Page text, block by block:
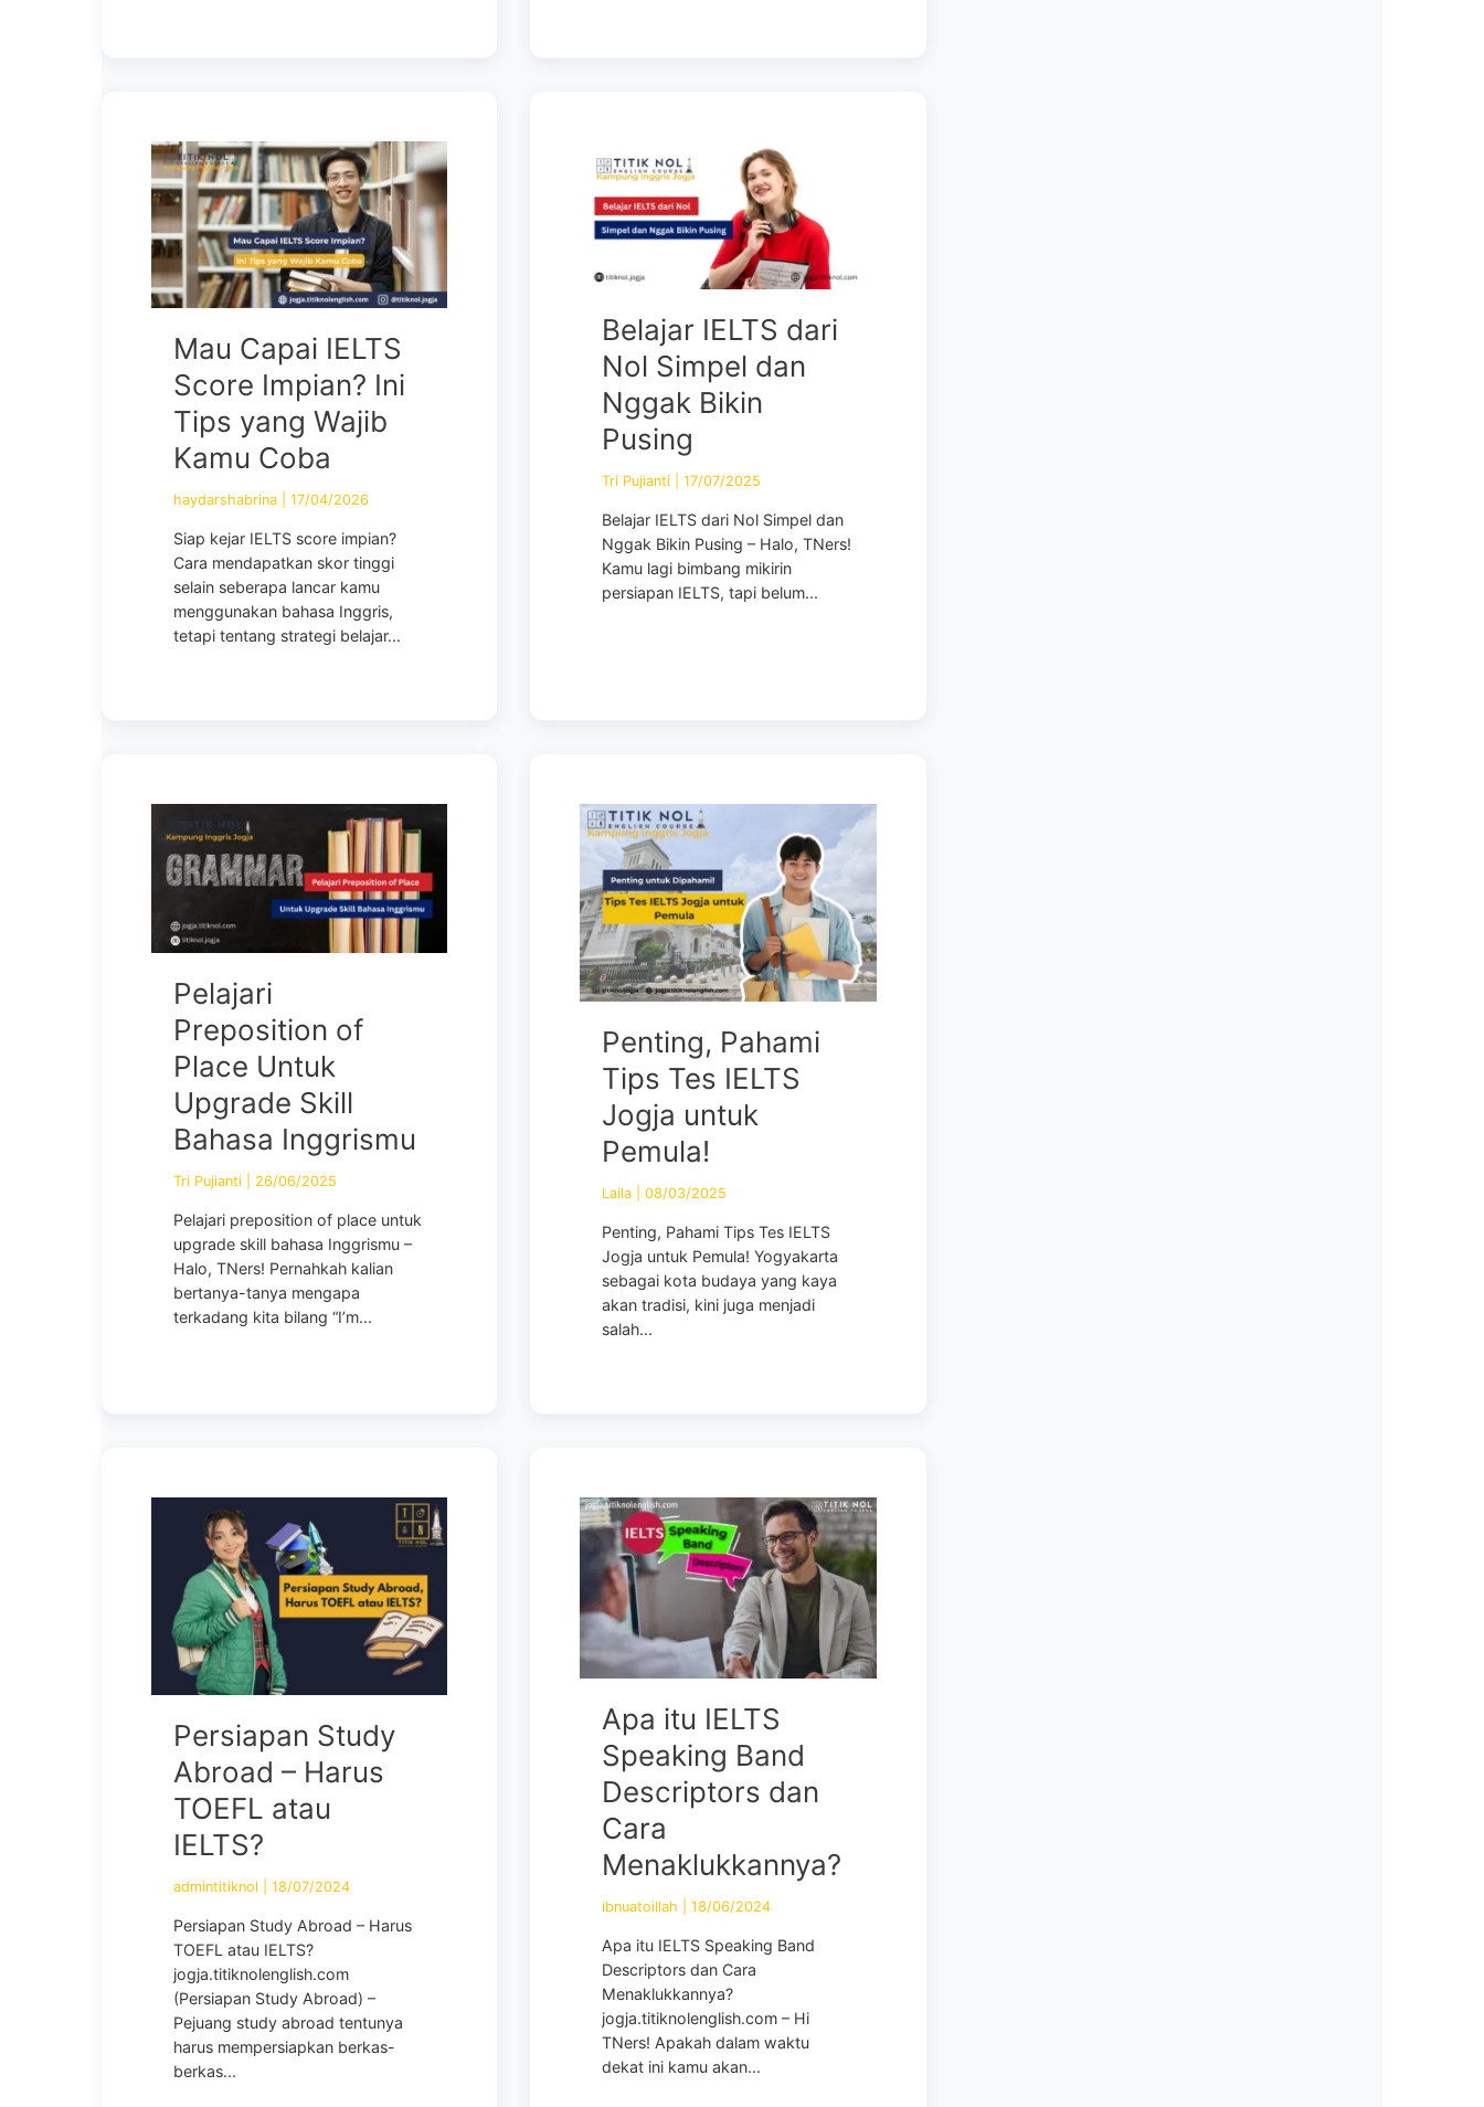
Mau Capai IELTS
Score Impian? Ini
Tips yang Wajib
Kamu Coba
haydarshabrina 17/04/2026
Siap kejar IELTS score impian?
Cara mendapatkan skor tinggi
selain seberapa lancar kamu
menggunakan bahasa Inggris,
tetapi tentang strategi belajar...
Belajar IELTS dari
Nol Simpel dan
Nggak Bikin
Pusing
Tri Pujianti |17/07/2025
Belajar IELTS dari Nol Simpel dan
Nggak Bikin Pusing – Halo, TNers!
Kamu lagi bimbang mikirin
persiapan IELTS, tapi belum...
Pelajari
Preposition of
Place Untuk
Upgrade Skill
Bahasa Inggrismu
Tri Pujianti 26/06/2025
Pelajari preposition of place untuk
upgrade skill bahasa Inggrismu –
Halo, TNers! Pernahkah kalian
bertanya-tanya mengapa
terkadang kita bilang “I’m...
Penting, Pahami
Tips Tes IELTS
Jogja untuk
Pemula!
Laila |08/03/2025
Penting, Pahami Tips Tes IELTS
Jogja untuk Pemula! Yogyakarta
sebagai kota budaya yang kaya
akan tradisi, kini juga menjadi
salah...
Persiapan Study
Abroad – Harus
TOEFL atau
IELTS?
admintitiknol 18/07/2024
Persiapan Study Abroad – Harus
TOEFL atau IELTS?
jogja.titiknolenglish.com
(Persiapan Study Abroad) –
Pejuang study abroad tentunya
harus mempersiapkan berkas-
berkas...
Apa itu IELTS
Speaking Band
Descriptors dan
Cara
Menaklukkannya?
ibnuatoillah |18/06/2024
Apa itu IELTS Speaking Band
Descriptors dan Cara
Menaklukkannya?
jogja.titiknolenglish.com – Hi
TNers! Apakah dalam waktu
dekat ini kamu akan...